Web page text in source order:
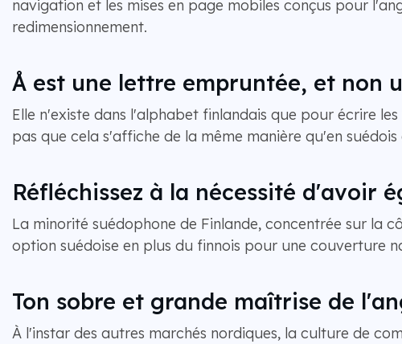
navigation et les mises en page mobiles conçus pour
redimensionnement.
Å est une lettre empruntée, et non
Elle n'existe dans l'alphabet finlandais que pour écrire
pas que cela s'affiche de la même manière qu'en suédois
Réfléchissez à la nécessité d'avoir
La minorité suédophone de Finlande, concentrée sur la
option suédoise en plus du finnois pour une couverture
Ton sobre et grande maîtrise de
À l'instar des autres marchés nordiques, la culture de